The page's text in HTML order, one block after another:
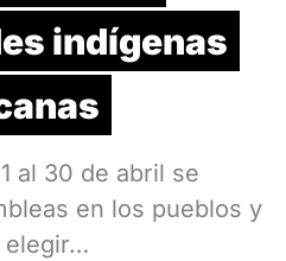
indígenas
al 30 de abril se
en los pueblos y
elegir…